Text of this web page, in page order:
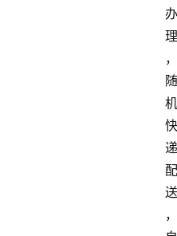
办
理
，
随
机
快
递
配
送
，